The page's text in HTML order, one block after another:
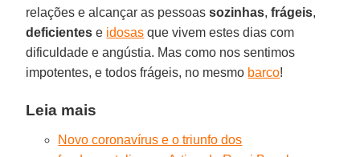
relações e alcançar as pessoassozinhas,frágeis,
deficientes e idosas que vivem estes dias com
dificuldade e angústia. Mas como nos sentimos
impotentes, e todos frágeis, no mesmo barco!
Leia mais
Novo coronavírus e o triunfo dos